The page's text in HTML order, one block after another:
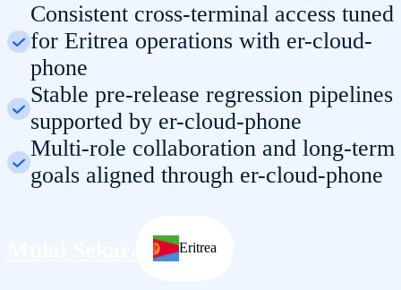
Consistent cross-terminal access tuned
for Eritrea operations with er-cloud-
phone
Stable pre-release regression pipelines
supported by er-cloud-phone
Multi-role collaboration and long-term
goals aligned through er-cloud-phone
Mulai Sekarang Eritrea